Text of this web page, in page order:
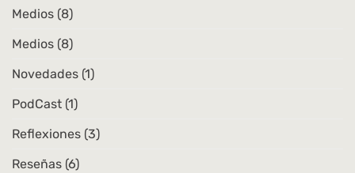
Medios (8)
Medios (8)
Novedades (1)
PodCast (1)
Reflexiones (3)
Reseñas (6)